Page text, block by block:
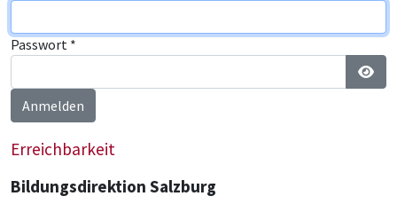
Passwort *
Anmelden
Erreichbarkeit
Bildungsdirektion Salzburg